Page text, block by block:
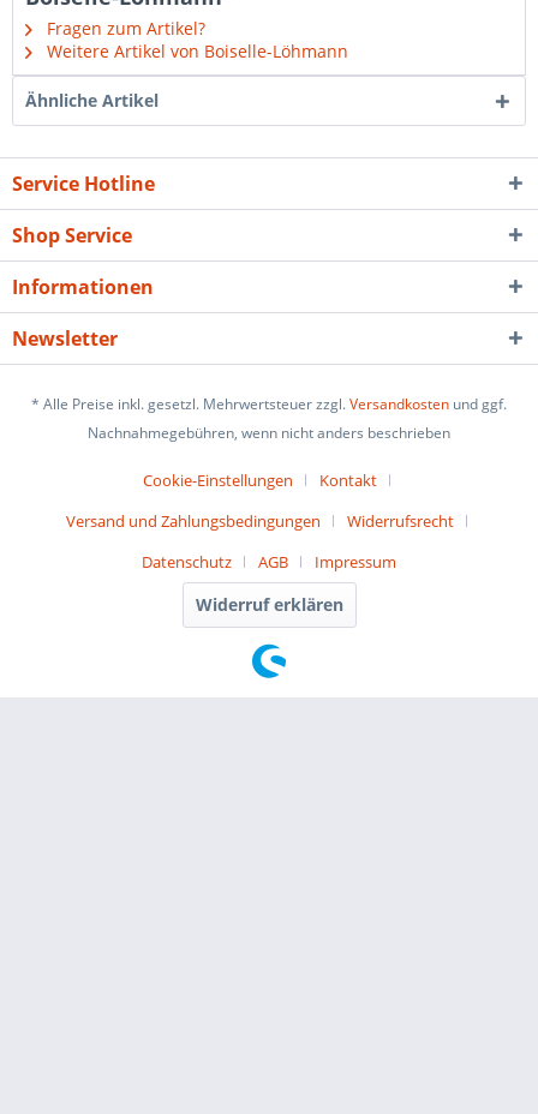
Fragen zum Artikel?
Weitere Artikel von Boiselle-Löhmann
Ähnliche Artikel
Service Hotline
Shop Service
Informationen
Newsletter
* Alle Preise inkl. gesetzl. Mehrwertsteuer zzgl.Versandkosten und ggf.
Nachnahmegebühren, wenn nicht anders beschrieben
Cookie-Einstellungen
Kontakt
Versand und Zahlungsbedingungen
Widerrufsrecht
Datenschutz
AGB Impressum
Widerruf erklären